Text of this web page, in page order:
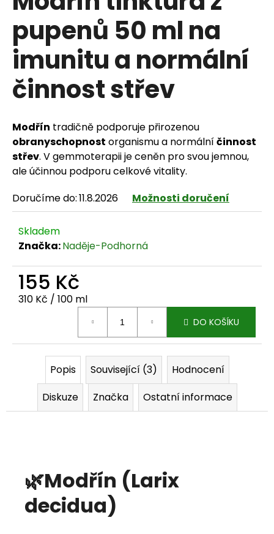
pupenů 50 ml na
imunitu a normální
činnost střev
Modřín tradičně podporuje přirozenou
obranyschopnost organismu a normálníčinnost
střev. V gemmoterapii je ceněn pro svou jemnou,
ale účinnou podporu celkové vitality.
Doručíme do:11.8.2026 Možnosti doručení
Skladem
Značka:Naděje-Podhorná
155 Kč
Měrná cena:
310 Kč / 100 ml
DO KOŠÍKU
Popis Související (3)
Hodnocení
Diskuze
Značka Ostatní informace
🌿Modřín (Larix
decidua)
HLEDAT
o
p
r
u
č
u
m